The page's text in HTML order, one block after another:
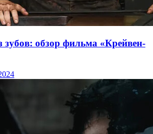
обзор фильма «Крейвен-